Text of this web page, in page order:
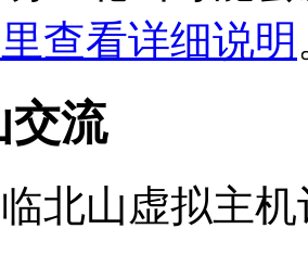
查看详细说明
交流
北山虚拟主机